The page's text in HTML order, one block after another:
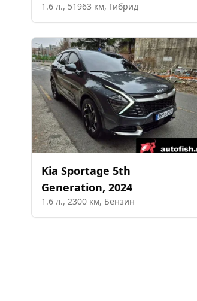
1.6 л., 51963 км, Гибрид
Kia Sportage 5th
Generation, 2024
1.6 л., 2300 км, Бензин